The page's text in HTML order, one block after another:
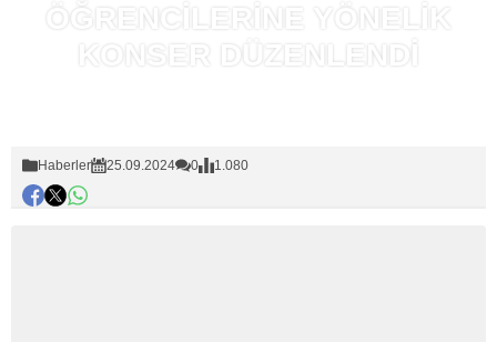
ÖĞRENCİLERİNE YÖNELİK
KONSER DÜZENLENDİ
Haberler 25.09.2024 0 1.080